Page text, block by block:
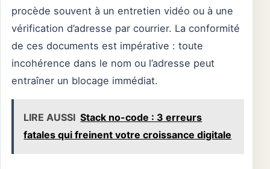
procède souvent à un entretien vidéo ou à une
vérification d’adresse par courrier. La conformité
de ces documents est impérative : toute
incohérence dans le nom ou l’adresse peut
entraîner un blocage immédiat.
LIRE AUSSI Stack no-code : 3 erreurs
fatales qui freinent votre croissance digitale